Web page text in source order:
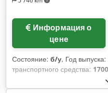
цене
Состояние: б/у, Год выпуска:
транспортного средства:
ШЛИФОВАЛЬНАЯ МАШИНА
СООТВЕТСТВУЕТ CE - Б/У -